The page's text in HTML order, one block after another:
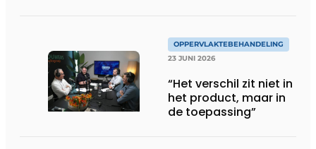
OPPERVLAKTEBEHANDELING
23 JUNI 2026
“Het verschil zit niet in
het product, maar in
de toepassing”